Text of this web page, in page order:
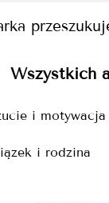
Wszystkich
i motywacja
i rodzina